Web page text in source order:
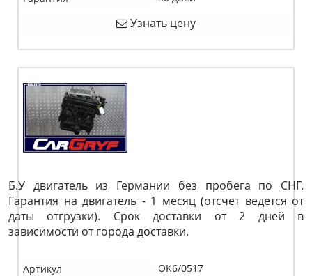
Узнать цену
Б.У двигатель из Германии без пробега по СНГ.
Гарантия на двигатель - 1 месяц (отсчет ведется от
даты отгрузки). Срок доставки от 2 дней в
зависимости от города доставки.
Артикул
OK6/0517